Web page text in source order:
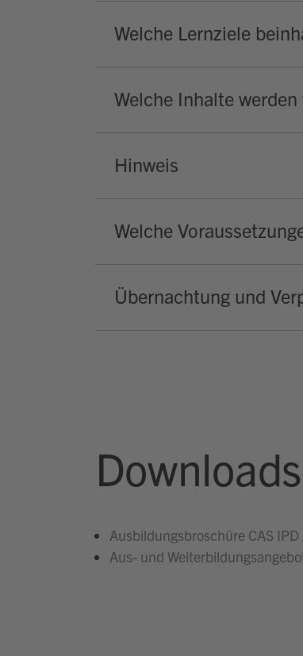
Welche Lernziele
Welche Inhalte
Hinweis
Welche
Übernachtung und
Downloads
Ausbildungsbroschüre CAS IPD
Aus- und